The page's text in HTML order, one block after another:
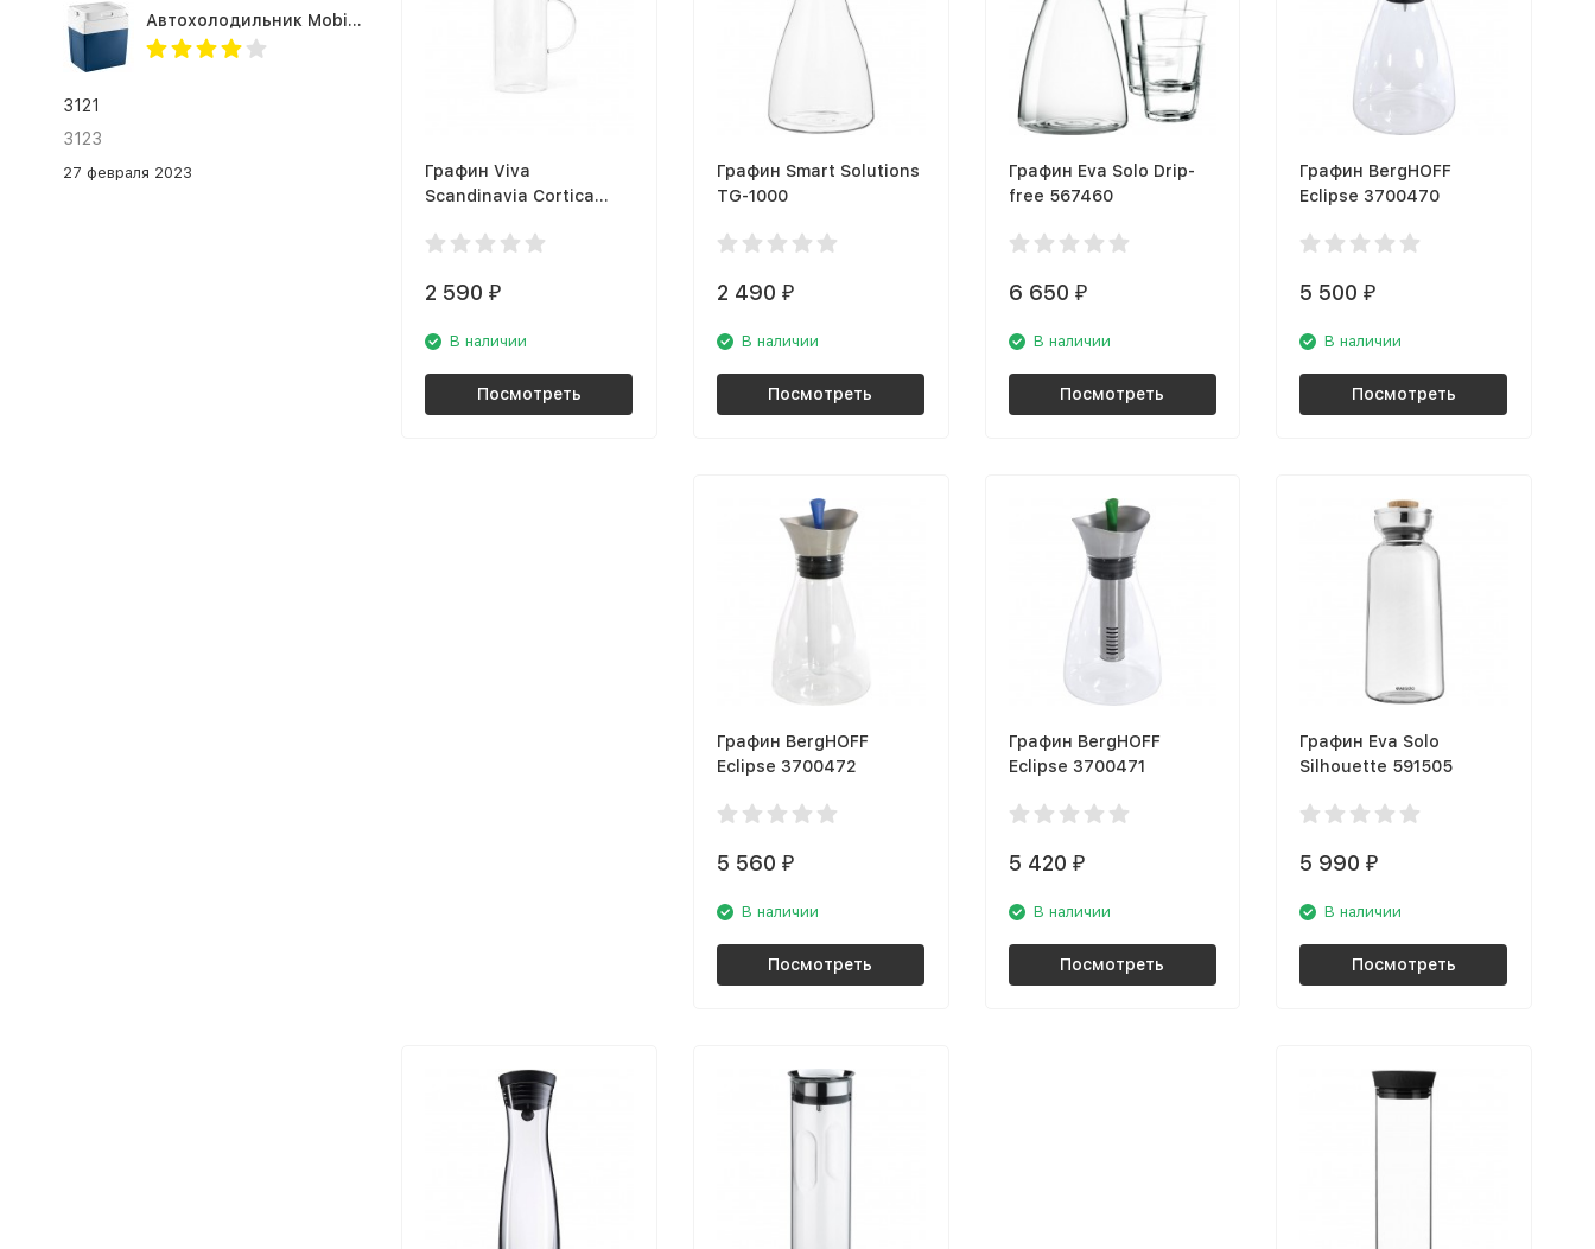
Графин Viva
Scandinavia Cortica
2 590 ₽
В наличии
Посмотреть
Графин Smart Solutions
TG-1000
2 490 ₽
В наличии
Посмотреть
Графин Eva Solo Drip-
free 567460
6 650 ₽
В наличии
Посмотреть
Графин BergHOFF
Eclipse 3700470
5 500₽
В наличии
Посмотреть
Графин BergHOFF
Eclipse 3700472
5 560 ₽
В наличии
Посмотреть
Графин BergHOFF
Eclipse 3700471
5 420 ₽
В наличии
Посмотреть
Графин Eva Solo
Silhouette 591505
5 990₽
В наличии
Посмотреть
Автохолодильник Mobicool MV26 AC/DC
3121
3123
27 февраля 2023